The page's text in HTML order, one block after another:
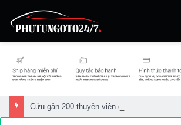
Cứu gần 200 thuyền viên gặp sự cố trên biển